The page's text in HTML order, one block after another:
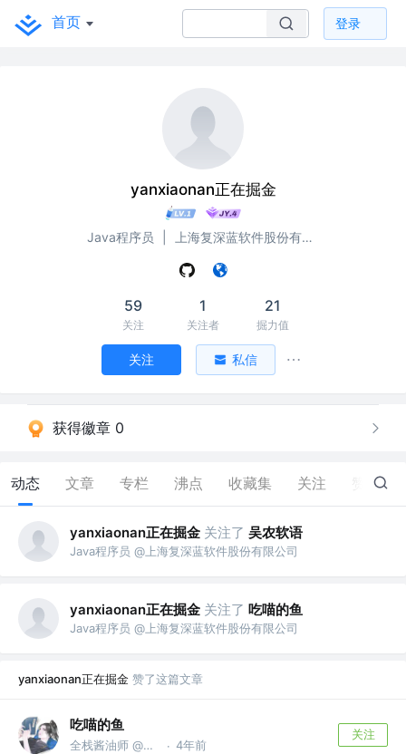
首页 登录
yanxiaonan正在掘金
Java程序员 上海复深蓝软件股份有限公司
59
关注
1
关注者
21
掘力值
关注 私信
获得徽章 0
动态 文章 专栏 沸点 收藏集 关注 120
yanxiaonan正在掘金 关注了 吴农软语
Java程序员 @上海复深蓝软件股份有限公司
yanxiaonan正在掘金 关注了 吃喵的鱼
Java程序员 @上海复深蓝软件股份有限公司
yanxiaonan正在掘金 赞了这篇文章
吃喵的鱼
全栈酱油师 @明源云客 · 4年前
关注